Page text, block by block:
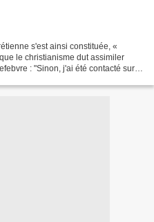
s'est ainsi constituée, «
le christianisme dut assimiler
: "Sinon, j'ai été contacté sur